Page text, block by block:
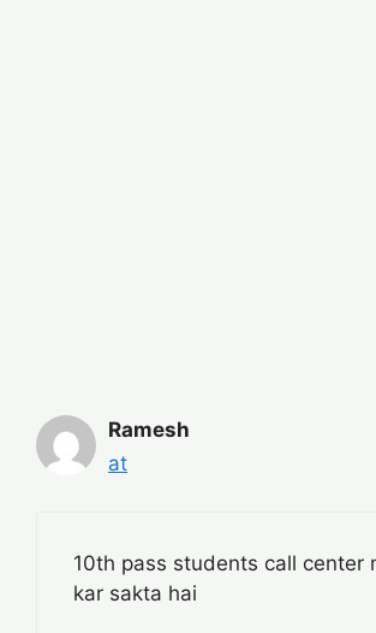
Ramesh
at
10th pass students call center
kar sakta hai